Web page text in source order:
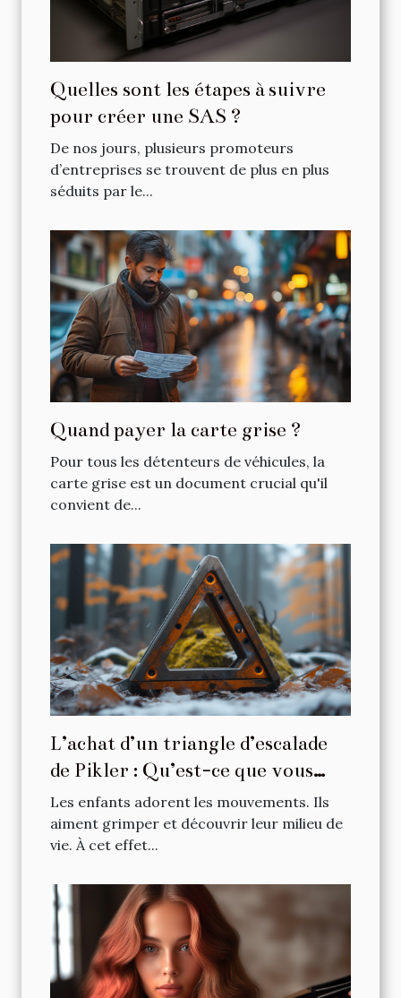
Quelles sont les étapes à suivre
pour créer une SAS ?
De nos jours, plusieurs promoteurs
d’entreprises se trouvent de plus en plus
séduits par le...
Quand payer la carte grise ?
Pour tous les détenteurs de véhicules, la
carte grise est un document crucial qu'il
convient de...
L’achat d’un triangle d’escalade
de Pikler : Qu’est-ce que vous
devez vérifier a priori ?
Les enfants adorent les mouvements. Ils
aiment grimper et découvrir leur milieu de
vie. À cet effet...